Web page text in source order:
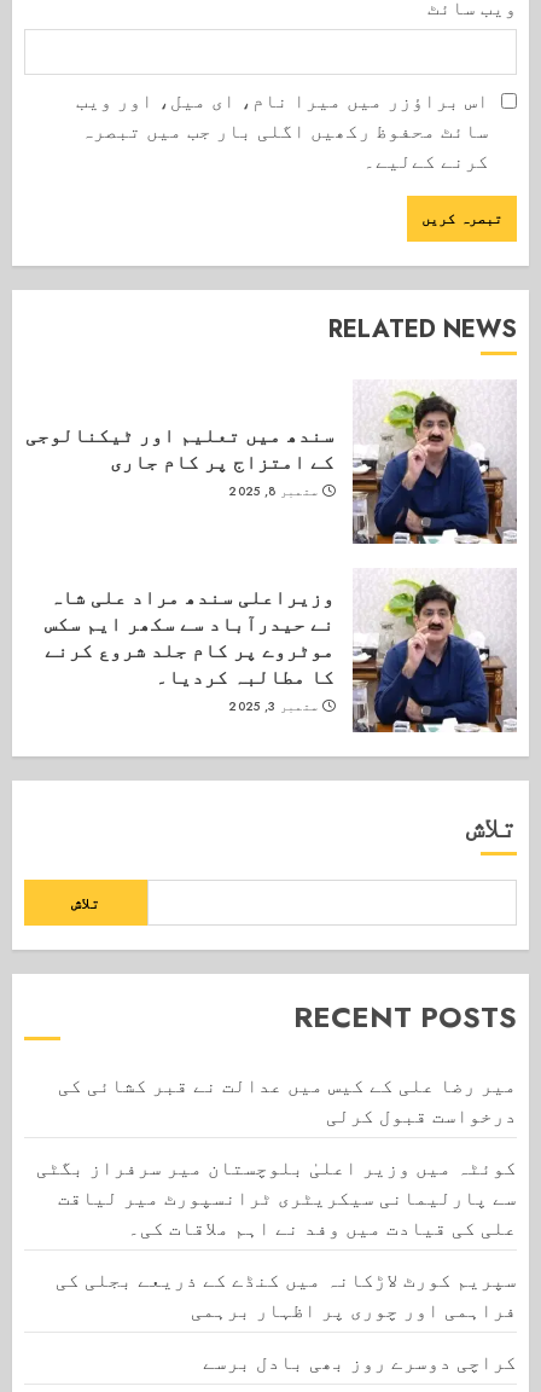
ویب‌ سائٹ
اس براؤزر میں میرا نام، ای میل، اور ویب
سائٹ محفوظ رکھیں اگلی بار جب میں تبصرہ
کرنے کےلیے۔
RELATED NEWS
سندھ میں تعلیم اور ٹیکنالوجی
کے امتزاج پر کام جاری
ستمبر 8, 2025
وزیراعلی سندھ مراد علی شاہ
نے حیدرآباد سے سکھر ایم سکس
موٹروے پر کام جلد شروع کرنے
کا مطالبہ کردیا۔
ستمبر 3, 2025
تلاش
تلاش
RECENT POSTS
میر رضا علی کے کیس میں عدالت نے قبر کشائی کی
درخواست قبول کرلی
کوئٹہ میں وزیر اعلیٰ بلوچستان میر سرفراز بگٹی
سے پارلیمانی سیکریٹری ٹرانسپورٹ میر لیاقت
علی کی قیادت میں وفد نے اہم ملاقات کی۔
سپریم کورٹ لاڑکانہ میں کنڈے کے ذریعے بجلی کی
فراہمی اور چوری پر اظہار برہمی
کراچی دوسرے روز بھی بادل برسے